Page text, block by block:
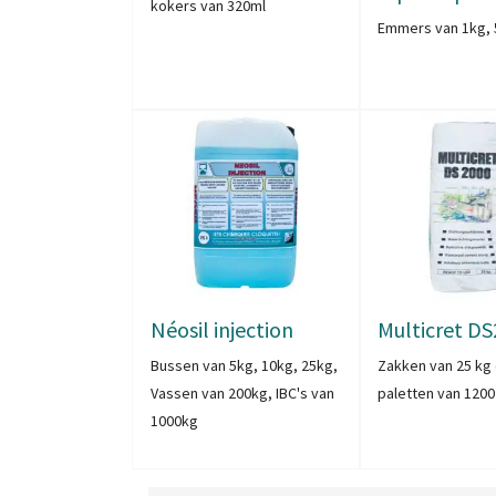
kokers van 320ml
Emmers van 1kg,
Néosil injection
Bussen van 5kg, 10kg, 25kg,
Vassen van 200kg, IBC's van
1000kg
Multicret
Zakken van 25 kg
paletten van